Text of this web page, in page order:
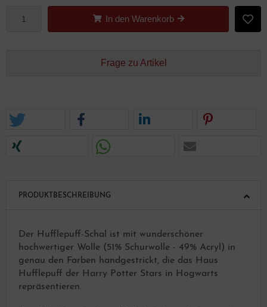
In den Warenkorb
Frage zu Artikel
PRODUKTBESCHREIBUNG
Der Hufflepuff-Schal ist mit wunderschöner
hochwertiger Wolle (51% Schurwolle - 49% Acryl) in
genau den Farben handgestrickt, die das Haus
Hufflepuff der Harry Potter Stars in Hogwarts
repräsentieren.